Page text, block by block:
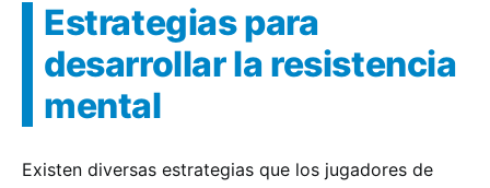
Estrategias para
desarrollar la resistencia
mental
Existen diversas estrategias que los jugadores de